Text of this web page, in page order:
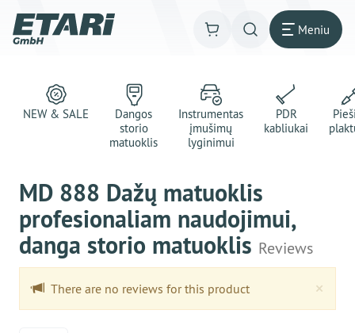
Meniu
NEW & SALE
Dangos
storio
matuoklis
Instrumentas
įmušimų
lyginimui
PDR
kabliukai
MD 888 Dažų matuoklis
profesionaliam naudojimui,
danga storio matuoklis Reviews
×
There are no reviews for this product